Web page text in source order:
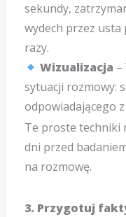
sekundy,
wydech przez usta
razy.
Wizualizacja –
sytuacji rozmowy:
odpowiadającego
Te proste techniki
dni przed
na rozmowę.
3. Przygotuj